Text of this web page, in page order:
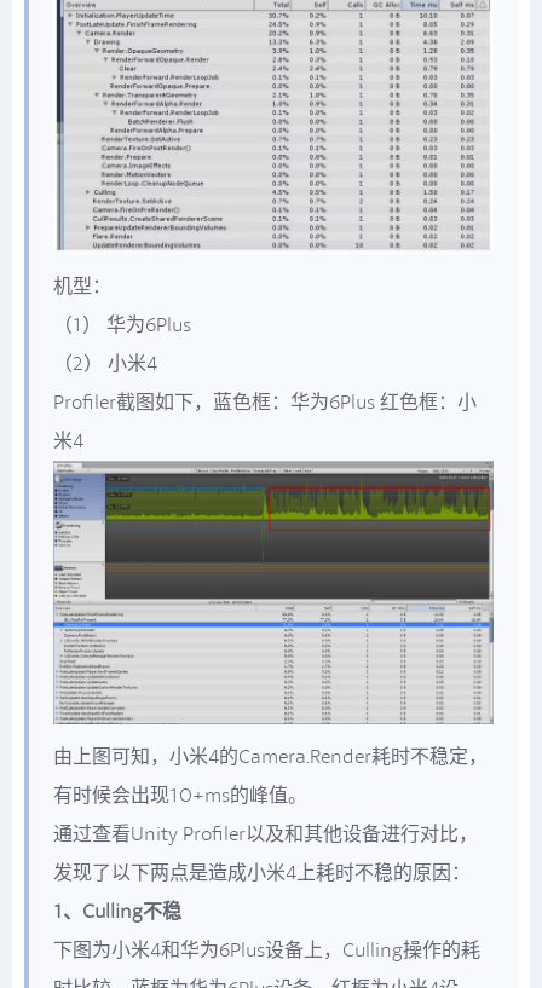
机型：
（1） 华为6Plus
（2） 小米4
Profiler截图如下，蓝色框：华为6Plus 红色框：小
米4
由上图可知，小米4的Camera.Render耗时不稳定，
有时候会出现10+ms的峰值。
通过查看Unity Profiler以及和其他设备进行对比，
发现了以下两点是造成小米4上耗时不稳的原因：
1、Culling不稳
下图为小米4和华为6Plus设备上，Culling操作的耗